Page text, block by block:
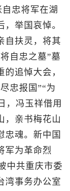
忠将军在湖
举国哀悼。
自扶灵，将其
自忠之墓”墓
追悼大会，
忠报国”“为
，冯玉祥借用
，亲书梅花山
忠魂。新中国
军为革命烈
中共重庆市委
湾事务办公室